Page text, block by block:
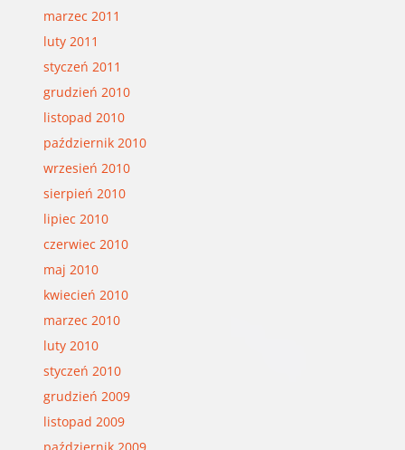
marzec 2011
luty 2011
styczeń 2011
grudzień 2010
listopad 2010
październik 2010
wrzesień 2010
sierpień 2010
lipiec 2010
czerwiec 2010
maj 2010
kwiecień 2010
marzec 2010
luty 2010
styczeń 2010
grudzień 2009
listopad 2009